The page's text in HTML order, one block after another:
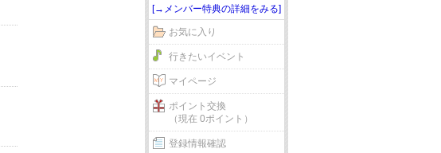
[→メンバー特典の詳細をみる]
お気に入り
行きたいイベント
マイページ
ポイント交換
（現在 0ポイント）
登録情報確認